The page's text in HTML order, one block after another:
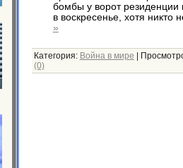
бомбы у ворот резиденции
в воскресенье, хотя никто
»
Категория: Война в мире |
(0)